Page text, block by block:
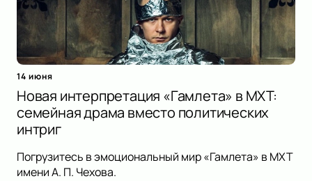
14 июня
Новая интерпретация «Гамлета» в МХТ:
семейная драма вместо политических
интриг
Погрузитесь в эмоциональный мир «Гамлета» в МХТ
имени А. П. Чехова.